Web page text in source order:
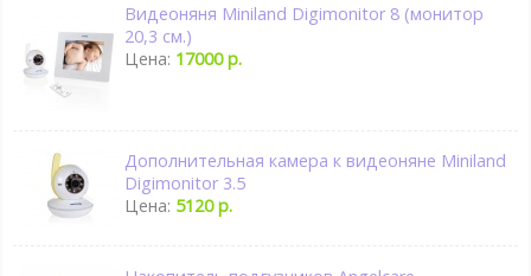
Видеоняня Miniland Digimonitor 8 (монитор
20,3 см.)
Цена: 17000 р.
Дополнительная камера к видеоняне Miniland
Digimonitor 3.5
Цена: 5120 р.